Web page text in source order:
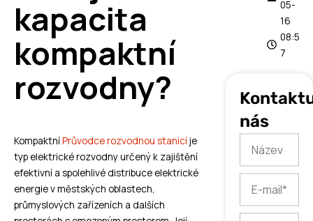
kapacita
kompaktní
rozvodny?
05-
16
08:5
7
KompaktníPrůvodce rozvodnou stanicíje
typ elektrické rozvodny určený k zajištění
efektivní a spolehlivé distribuce elektrické
energie v městských oblastech,
průmyslových zařízeních a dalších
nás
mail